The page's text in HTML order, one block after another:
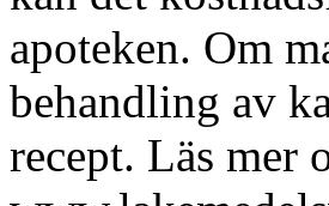
apoteken. Om
behandling av
recept. Läs mer